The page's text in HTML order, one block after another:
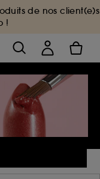
de nos client(e)s
!